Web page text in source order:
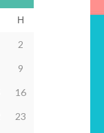
Н
2
9
16
23